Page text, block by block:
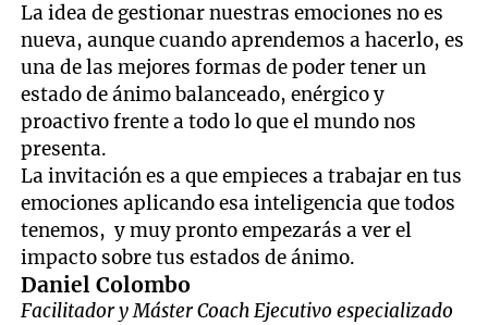
La idea de gestionar nuestras emociones no es
nueva, aunque cuando aprendemos a hacerlo, es
una de las mejores formas de poder tener un
estado de ánimo balanceado, enérgico y
proactivo frente a todo lo que el mundo nos
presenta.
La invitación es a que empieces a trabajar en tus
emociones aplicando esa inteligencia que todos
tenemos, y muy pronto empezarás a ver el
impacto sobre tus estados de ánimo.
Daniel Colombo
Facilitador y Máster Coach Ejecutivo especializado